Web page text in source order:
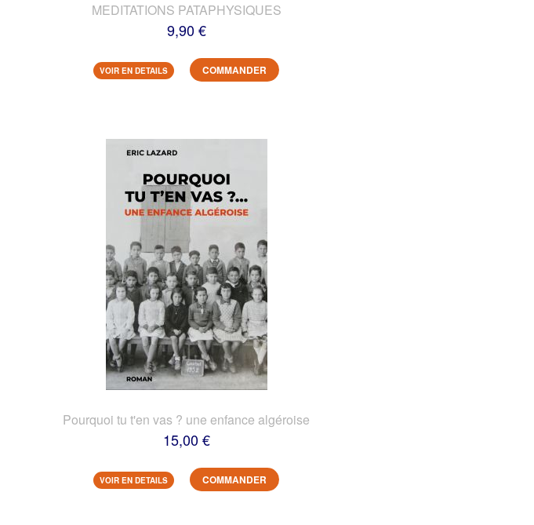
MEDITATIONS PATAPHYSIQUES
9,90 €
VOIR EN DETAILS COMMANDER
Pourquoi tu t'en vas ? une enfance algéroise
15,00 €
VOIR EN DETAILS COMMANDER